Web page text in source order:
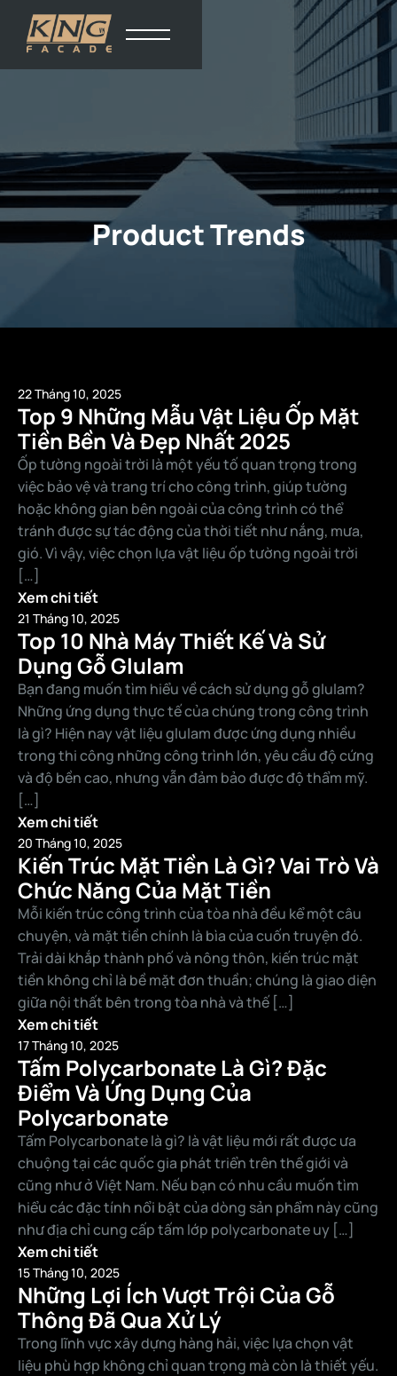
Product Trends
22 Tháng 10, 2025
Top 9 Những Mẫu Vật Liệu Ốp Mặt
Tiền Bền Và Đẹp Nhất 2025
Ốp tường ngoài trời là một yếu tố quan trọng trong
việc bảo vệ và trang trí cho công trình, giúp tường
hoặc không gian bên ngoài của công trình có thể
tránh được sự tác động của thời tiết như nắng, mưa,
gió. Vì vậy, việc chọn lựa vật liệu ốp tường ngoài trời
[…]
Xem chi tiết
21 Tháng 10, 2025
Top 10 Nhà Máy Thiết Kế Và Sử
Dụng Gỗ Glulam
Bạn đang muốn tìm hiểu về cách sử dụng gỗ glulam?
Những ứng dụng thực tế của chúng trong công trình
là gì? Hiện nay vật liệu glulam được ứng dụng nhiều
trong thi công những công trình lớn, yêu cầu độ cứng
và độ bền cao, nhưng vẫn đảm bảo được độ thẩm mỹ.
[…]
Xem chi tiết
20 Tháng 10, 2025
Kiến Trúc Mặt Tiền Là Gì? Vai Trò Và
Chức Năng Của Mặt Tiền
Mỗi kiến trúc công trình của tòa nhà đều kể một câu
chuyện, và mặt tiền chính là bìa của cuốn truyện đó.
Trải dài khắp thành phố và nông thôn, kiến trúc mặt
tiền không chỉ là bề mặt đơn thuần; chúng là giao diện
giữa nội thất bên trong tòa nhà và thế […]
Xem chi tiết
17 Tháng 10, 2025
Tấm Polycarbonate Là Gì? Đặc
Điểm Và Ứng Dụng Của
Polycarbonate
Tấm Polycarbonate là gì? là vật liệu mới rất được ưa
chuộng tại các quốc gia phát triển trên thế giới và
cũng như ở Việt Nam. Nếu bạn có nhu cầu muốn tìm
hiểu các đặc tính nổi bật của dòng sản phẩm này cũng
như địa chỉ cung cấp tấm lớp polycarbonate uy […]
Xem chi tiết
15 Tháng 10, 2025
Những Lợi Ích Vượt Trội Của Gỗ
Thông Đã Qua Xử Lý
Trong lĩnh vực xây dựng hàng hải, việc lựa chọn vật
liệu phù hợp không chỉ quan trọng mà còn là thiết yếu.